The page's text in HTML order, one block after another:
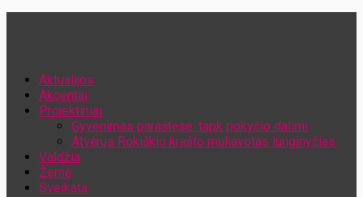
Aktualijos
Akcentai
Projektiniai
Gyvenimas paraštėse: tapk pokyčio dalimi
Atvėrus Rokiškio krašto muliavotas lunginyčias
Valdžia
Žemė
Sveikata